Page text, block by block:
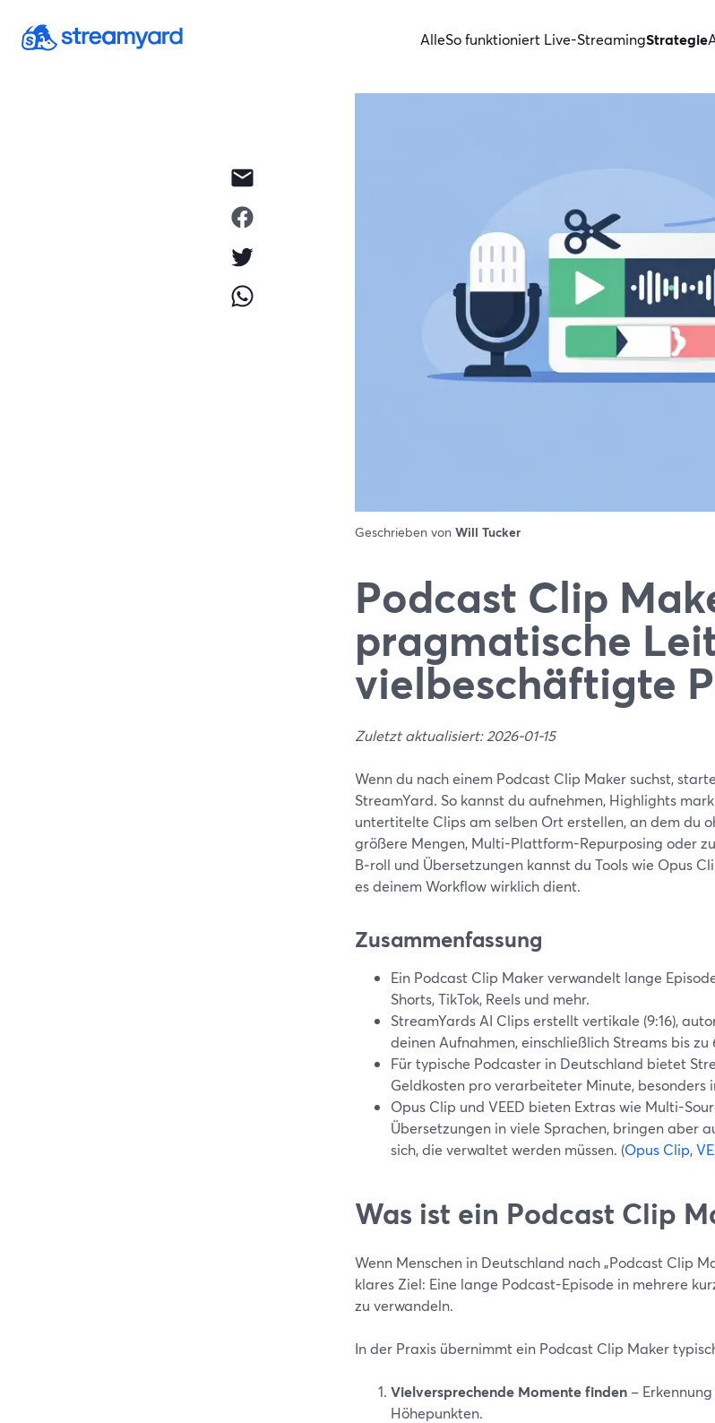
AlleSo funktioniert Live-StreamingStrategie
Geschrieben von Will Tucker
Podcast Clip
pragmatische
vielbeschäftigte
Zuletzt aktualisiert: 2026-01-15
Wenn du nach einem Podcast Clip Maker suchst,
StreamYard. So kannst du aufnehmen, Highlights
untertitelte Clips am selben Ort erstellen, an dem du
größere Mengen, Multi-Plattform-Repurposing oder
B‑roll und Übersetzungen kannst du Tools wie Opus
es deinem Workflow wirklich dient.
Zusammenfassung
Ein Podcast Clip Maker verwandelt lange
Shorts, TikTok, Reels und mehr.
StreamYards AI Clips erstellt vertikale (9:16),
deinen Aufnahmen, einschließlich Streams bis zu
Für typische Podcaster in Deutschland bietet
Geldkosten pro verarbeiteter Minute, besonders
Opus Clip und VEED bieten Extras wie Multi-
Übersetzungen in viele Sprachen, bringen aber
sich, die verwaltet werden müssen. (Opus Clip,
Was ist ein Podcast Clip
Wenn Menschen in Deutschland nach „Podcast Clip
klares Ziel: Eine lange Podcast-Episode in mehrere
zu verwandeln.
In der Praxis übernimmt ein Podcast Clip Maker
Vielversprechende Momente finden –
Höhepunkten.